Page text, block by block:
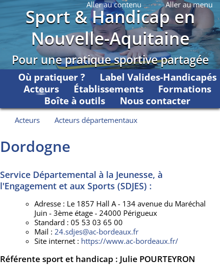
Aller au contenu Aller au menu
Sport & Handicap en
Nouvelle-Aquitaine
Pour une pratique sportive partagée
Où pratiquer ?
Label Valides-Handicapés
Acteurs
Établissements
Formations
Boîte à outils
Nous contacter
Acteurs Acteurs départementaux
Dordogne
Service Départemental à la Jeunesse, à
l'Engagement et aux Sports (SDJES) :
Adresse : Le 1857 Hall A - 134 avenue du Maréchal
Juin - 3ème étage - 24000 Périgueux
Standard : 05 53 03 65 00
Mail : 24.sdjes@ac-bordeaux.fr
Site internet : https://www.ac-bordeaux.fr/
Référente sport et handicap : Julie POURTEYRON